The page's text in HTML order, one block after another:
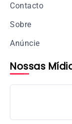
Contacto
Sobre
Anúncie
Nossas